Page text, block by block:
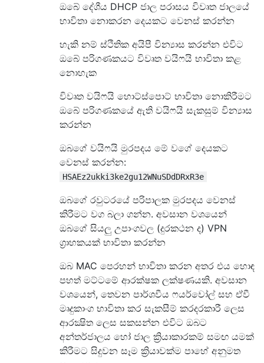
ඔබේ දේශීය DHCP ජාල පරාසය විවෘත ජාලයේ
භාවිතා නොකරන දෙයකට වෙනස් කරන්න
හැකි නම් ස්ථිතික අයිපී වින්‍යාස කරන්න එවිට
ඔබේ පරිගණකයට විවෘත වයිෆයි භාවිතා කළ
නොහැක
විවෘත වයිෆයි හොට්ස්පොට් භාවිතා නොකිරීමට
ඔබේ පරිගණකයේ ඇති වයිෆයි සැකසුම් වින්‍යාස
කරන්න
ඔබගේ වයිෆයි මුරපදය මේ වගේ දෙයකට
වෙනස් කරන්න:
HSAEz2ukki3ke2gu12WNuSDdDRxR3e
ඔබගේ රවුටරයේ පරිපාලක මුරපදය වෙනස්
කිරීමට වග බලා ගන්න. අවසාන වශයෙන්
ඔබගේ සියලු උපාංගවල (දුරකථන ද) VPN
ග්‍රාහකයක් භාවිතා කරන්න
ඔබ MAC පෙරහන් භාවිතා කරන අතර එය හොඳ
පහත් මට්ටමේ ආරක්ෂක ලක්ෂණයකි. අවසාන
වශයෙන්, තෙවන පාර්ශවීය ෆයර්වෝල් සහ ඒවී
මෘදුකාංග භාවිතා කර සැකසීම් කරදරකාරී ලෙස
ආරක්‍ෂිත ලෙස සකසන්න එවිට ඔබට
අන්තර්ජාලය හෝ ජාල ක්‍රියාකාරකම් සමඟ යමක්
කිරීමට සිදුවන සෑම ක්‍රියාවක්ම පාහේ අනුමත